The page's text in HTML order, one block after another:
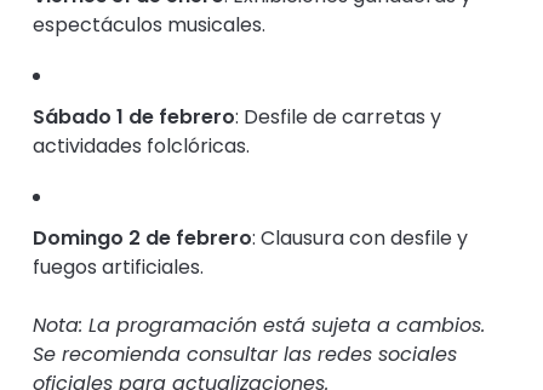
espectáculos musicales.
Sábado 1 de febrero: Desfile de carretas y
actividades folclóricas.
Domingo 2 de febrero: Clausura con desfile y
fuegos artificiales.
Nota: La programación está sujeta a cambios.
Se recomienda consultar las redes sociales
oficiales para actualizaciones.